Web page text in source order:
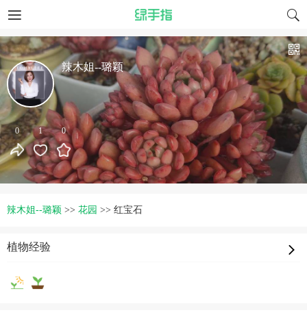
0 1 0
辣木姐--璐颖
辣木姐--璐颖 >> 花园 >> 红宝石
植物经验